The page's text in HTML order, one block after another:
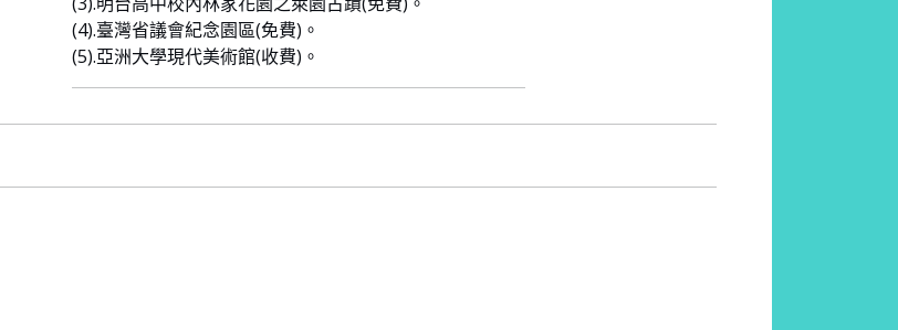
(4).臺灣省議會紀念園區(免費)。
(5).亞洲大學現代美術館(收費)。